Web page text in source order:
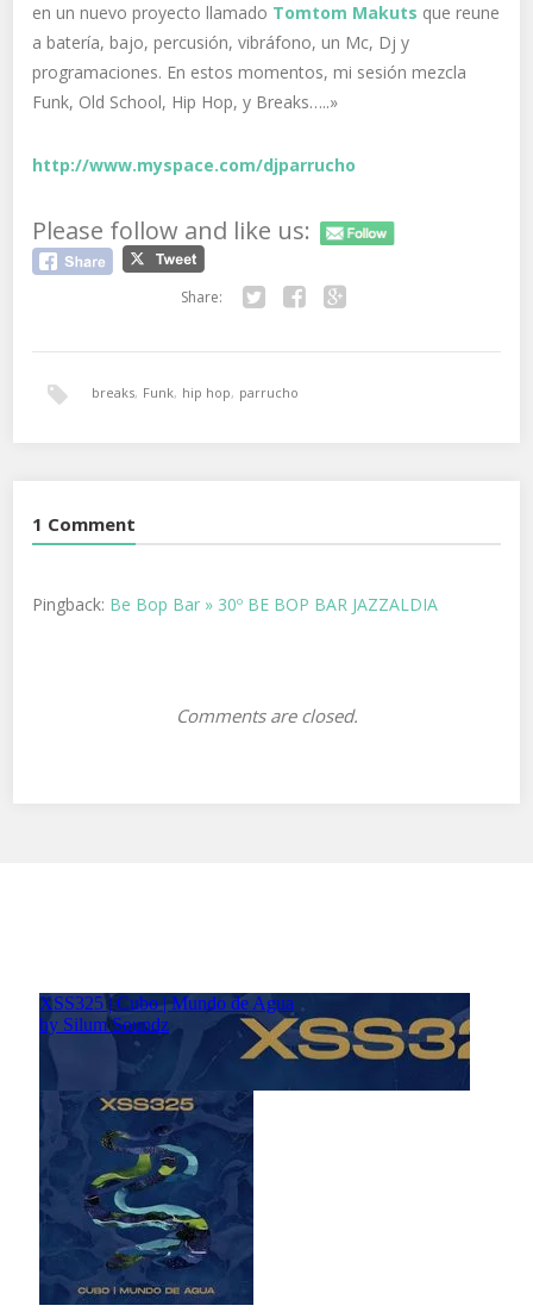
en un nuevo proyecto llamado Tomtom Makuts que reune
a batería, bajo, percusión, vibráfono, un Mc, Dj y
programaciones. En estos momentos, mi sesión mezcla
Funk, Old School, Hip Hop, y Breaks…..»
http://www.myspace.com/djparrucho
Please follow and like us:
Share:
breaks, Funk, hip hop, parrucho
1 Comment
Pingback: Be Bop Bar » 30º BE BOP BAR JAZZALDIA
Comments are closed.